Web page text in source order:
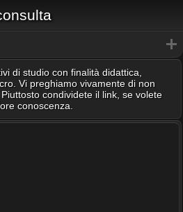
di studio con finalità didattica,
Vi preghiamo vivamente di non
condividete il link, se volete
conoscenza.